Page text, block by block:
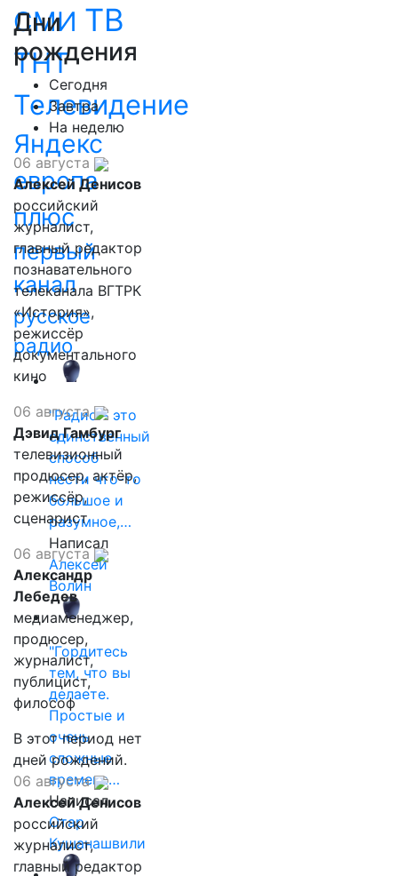
СМИ ТВ
ТНТ
Телевидение
Яндекс
европа
плюс
первый
канал
русское
радио
"Радио - это
единственный
способ
нести что-то
большое и
разумное,…
Написал
Алексей
Волин
"Гордитесь
тем, что вы
делаете.
Простые и
очень
сложные
времена…
Написал
Отар
Кушанашвили
Дни
рождения
Сегодня
Завтра
На неделю
06 августа
Алексей Денисов
российский
журналист,
главный редактор
познавательного
телеканала ВГТРК
«История»,
режиссёр
документального
кино
06 августа
Дэвид Гамбург
телевизионный
продюсер, актёр,
режиссёр,
сценарист
06 августа
Александр
Лебедев
медиаменеджер,
продюсер,
журналист,
публицист,
философ
В этот период нет
дней рождений.
06 августа
Алексей Денисов
российский
журналист,
главный редактор